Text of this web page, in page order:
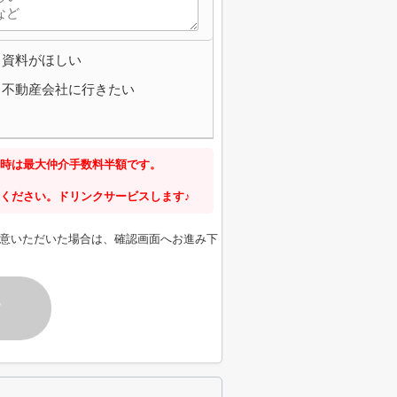
資料がほしい
不動産会社に行きたい
最大仲介手数料半額です。
ださい。ドリンクサービスします♪
いただいた場合は、確認画面へお進み下